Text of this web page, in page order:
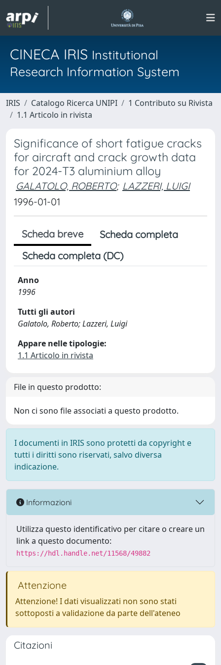
CINECA IRIS Institutional
Research Information System
IRIS Catalogo Ricerca UNIPI
1 Contributo su Rivista
1.1 Articolo in rivista
Significance of short fatigue cracks
for aircraft and crack growth data
for 2024-T3 aluminium alloy
GALATOLO, ROBERTO; LAZZERI, LUIGI
1996-01-01
Scheda breve
Scheda completa
Scheda completa (DC)
Anno
1996
Tutti gli autori
Galatolo, Roberto; Lazzeri, Luigi
Appare nelle tipologie:
1.1 Articolo in rivista
File in questo prodotto:
Non ci sono file associati a questo prodotto.
I documenti in IRIS sono protetti da copyright e
tutti i diritti sono riservati, salvo diversa
indicazione.
Informazioni
Utilizza questo identificativo per citare o creare un
link a questo documento:
https://hdl.handle.net/11568/49882
Attenzione
Attenzione! I dati visualizzati non sono stati
sottoposti a validazione da parte dell'ateneo
Citazioni